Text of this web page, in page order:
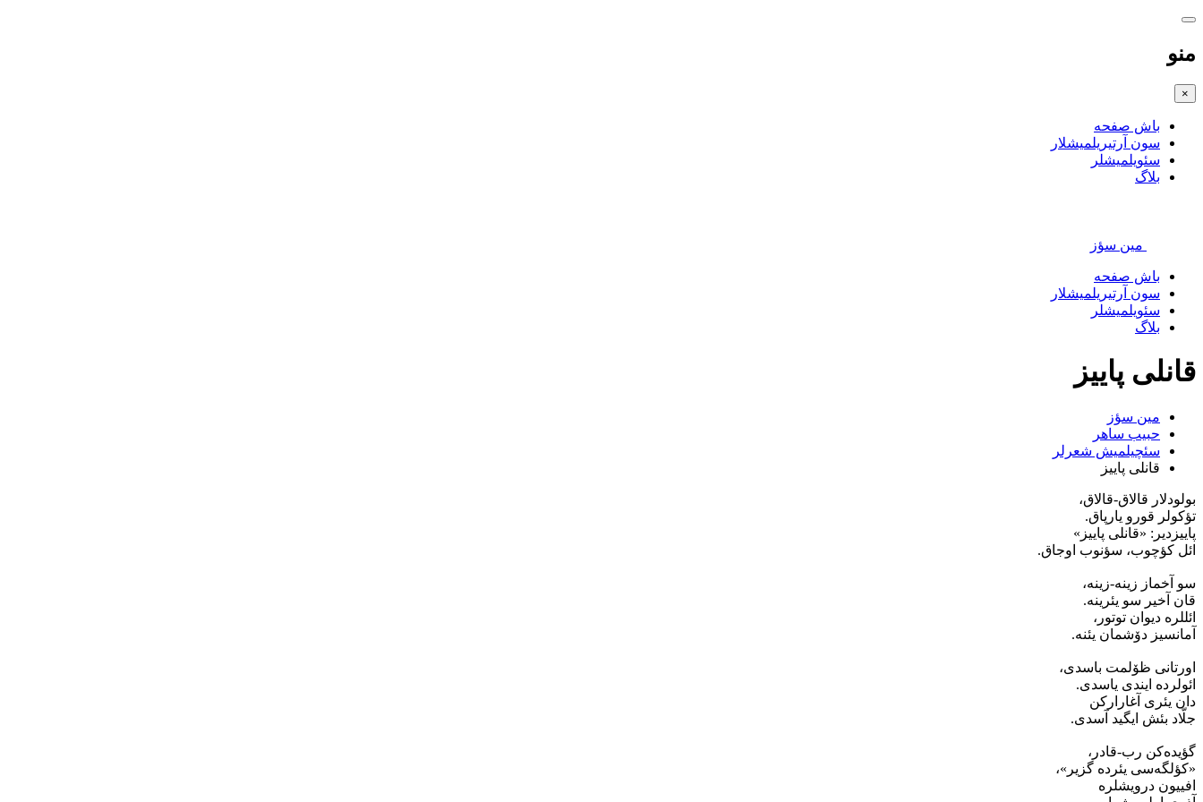
منو
×
باش صفحه
سون آرتیریلمیشلار
سئویلمیشلر
بلاگ
مین سؤز
باش صفحه
سون آرتیریلمیشلار
سئویلمیشلر
بلاگ
قانلی پاییز
مین سؤز
حبیب ساهر
سئچیلمیش شعرلر
قانلی پاییز
بولودلار قالاق-قالاق،
تؤکولر قورو یارپاق.
پاییزدیر: «قانلی پاییز»
ائل کؤچوب، سؤنوب اوجاق.
سو آخماز زینه-زینه،
قان آخیر سو یئرینه.
ائللره دیوان توتور،
آمانسیز دۆشمان یئنه.
اورتانی ظۆلمت باسدی،
ائولرده ایندی یاسدی.
دان یئری آغارارکن
جلّاد بئش ایگید آسدی.
گؤیده‌کن رب-قادر،
«کؤلگه‌سی یئرده گزیر»،
افییون درویشلره